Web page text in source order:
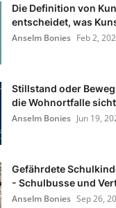
Die Definition von
entscheidet, was
Anselm Bonies Feb 2,
Stillstand oder
die Wohnortfalle
Anselm Bonies Jun 19,
Gefährdete
- Schulbusse und
Anselm Bonies Sep 26,